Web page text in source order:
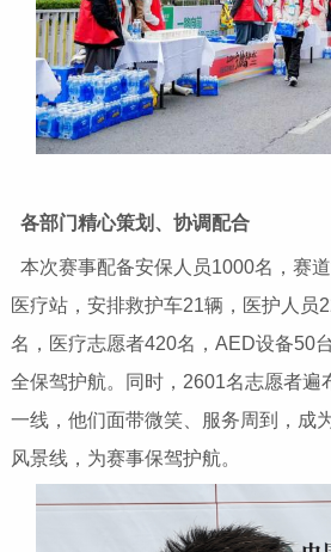
各部门精心策划、协调配合
本次赛事配备安保人员1000名，赛
医疗站，安排救护车21辆，医护人员
名，医疗志愿者420名，AED设备50
全保驾护航。同时，2601名志愿者遍
一线，他们面带微笑、服务周到，成
风景线，为赛事保驾护航。